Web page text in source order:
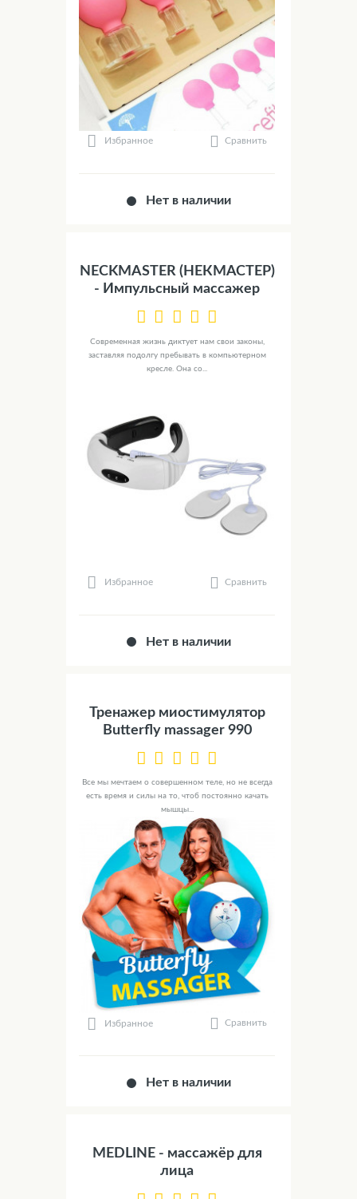
Избранное Сравнить
Нет в наличии
NECKMASTER (НЕКМАСТЕР)
- Импульсный массажер
Современная жизнь диктует нам свои законы,
заставляя подолгу пребывать в компьютерном
кресле. Она со...
Избранное Сравнить
Нет в наличии
Тренажер миостимулятор
Butterfly massager 990
Все мы мечтаем о совершенном теле, но не всегда
есть время и силы на то, чтоб постоянно качать
мышцы...
Избранное Сравнить
Нет в наличии
MEDLINE - массажёр для
лица